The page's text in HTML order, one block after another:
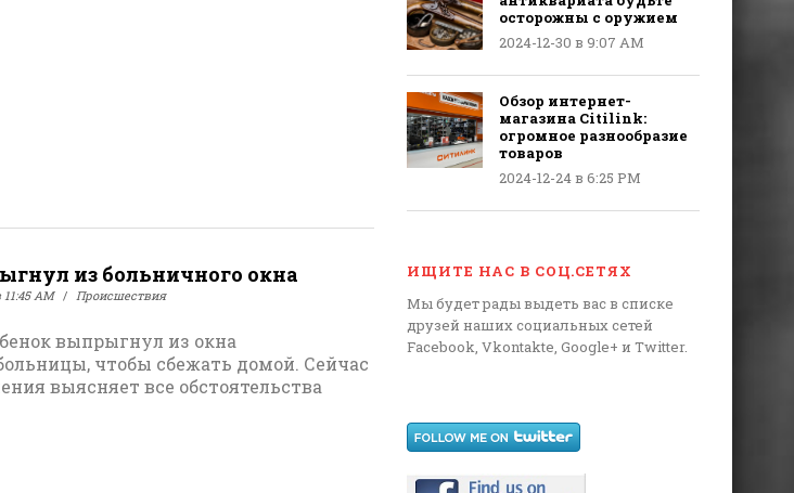
из больничного окна
11:45 AM Происшествия
выпрыгнул из окна
чтобы сбежать домой. Сейчас
выясняет все обстоятельства
осторожны с оружием
2024-12-30 в 9:07 AM
Обзор интернет-
магазина Citilink:
огромное разнообразие
товаров
2024-12-24 в 6:25 PM
ИЩИТЕ НАС В СОЦ.СЕТЯХ
Мы будет рады выдеть вас в списке
друзей наших социальных сетей
Facebook, Vkontakte, Google+ и Twitter.